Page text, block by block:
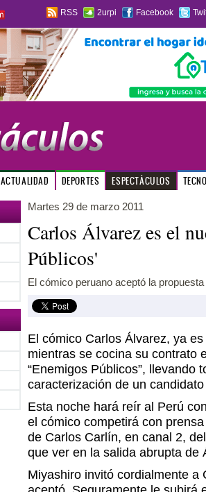
RSS 2urpi Facebook
ACTUALIDAD DEPORTES ESPECTÁCULOS
Martes 29 de marzo 2011
Carlos Álvarez es el
Públicos'
El cómico peruano aceptó la
El cómico Carlos Álvarez, ya
mientras se cocina su contrato
“Enemigos Públicos”, llevando
caracterización de un
Esta noche hará reír al Perú
el cómico competirá con
de Carlos Carlín, en canal 2,
que ver en la salida abrupta de
Miyashiro invitó cordialmente a